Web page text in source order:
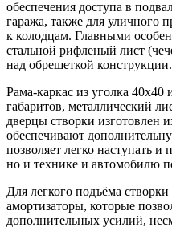
обеспечения доступа в
гаража, также для уличного
к колодцам. Главными
стальной рифленый лист
над обрешеткой конструкции.
Рама-каркас из уголка
габаритов, металлический
дверцы створки изготовлен
обеспечивают
позволяет легко наступать и
но и технике и автомобилю
Для легкого подъёма
амортизаторы, которые
дополнительных усилий,